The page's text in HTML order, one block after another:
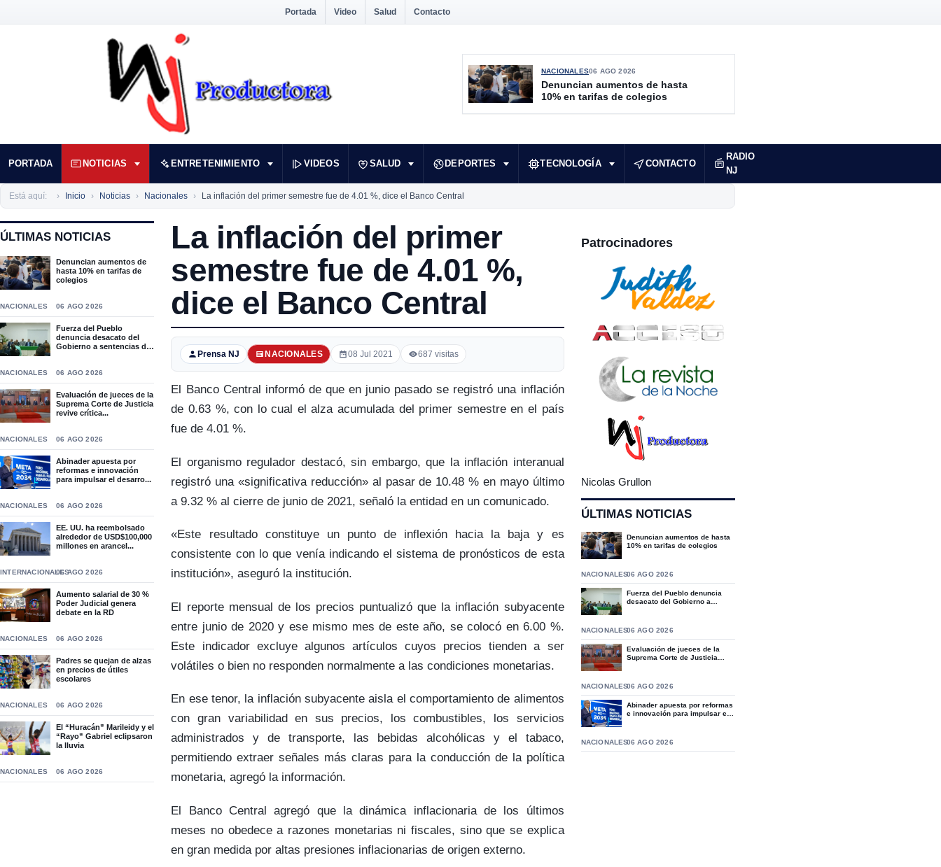
Portada Video Salud Contacto
NACIONALES06 AGO 2026
Denuncian aumentos de hasta
10% en tarifas de colegios
PORTADA NOTICIAS ENTRETENIMIENTO VIDEOS SALUD DEPORTES TECNOLOGÍA CONTACTO
RADIO
NJ
Está aquí: Inicio Noticias Nacionales La inflación del primer semestre fue de 4.01 %, dice el Banco Central
ÚLTIMAS NOTICIAS
Denuncian aumentos de
hasta 10% en tarifas de
colegios
NACIONALES 06 AGO 2026
Fuerza del Pueblo
denuncia desacato del
Gobierno a sentencias del
NACIONALES 06 AGO 2026
Evaluación de jueces de la
Suprema Corte de Justicia
revive crítica...
NACIONALES 06 AGO 2026
Abinader apuesta por
reformas e innovación
para impulsar el desarro...
NACIONALES 06 AGO 2026
EE. UU. ha reembolsado
alrededor de USD$100,000
millones en arancel...
INTERNACIONALES06 AGO 2026
Aumento salarial de 30 %
Poder Judicial genera
debate en la RD
NACIONALES 06 AGO 2026
Padres se quejan de alzas
en precios de útiles
escolares
NACIONALES 06 AGO 2026
El “Huracán” Marileidy y el
“Rayo” Gabriel eclipsaron
la lluvia
NACIONALES 06 AGO 2026
La inflación del primer
semestre fue de 4.01 %,
dice el Banco Central
Prensa NJ NACIONALES 08 Jul 2021 687 visitas
El Banco Central informó de que en junio pasado se registró una inflación
de 0.63 %, con lo cual el alza acumulada del primer semestre en el país
fue de 4.01 %.
El organismo regulador destacó, sin embargo, que la inflación interanual
registró una «significativa reducción» al pasar de 10.48 % en mayo último
a 9.32 % al cierre de junio de 2021, señaló la entidad en un comunicado.
«Este resultado constituye un punto de inflexión hacia la baja y es
consistente con lo que venía indicando el sistema de pronósticos de esta
institución», aseguró la institución.
El reporte mensual de los precios puntualizó que la inflación subyacente
entre junio de 2020 y ese mismo mes de este año, se colocó en 6.00 %.
Este indicador excluye algunos artículos cuyos precios tienden a ser
volátiles o bien no responden normalmente a las condiciones monetarias.
En ese tenor, la inflación subyacente aisla el comportamiento de alimentos
con gran variabilidad en sus precios, los combustibles, los servicios
administrados y de transporte, las bebidas alcohólicas y el tabaco,
permitiendo extraer señales más claras para la conducción de la política
monetaria, agregó la información.
El Banco Central agregó que la dinámica inflacionaria de los últimos
meses no obedece a razones monetarias ni fiscales, sino que se explica
en gran medida por altas presiones inflacionarias de origen externo.
Patrocinadores
Nicolas Grullon
ÚLTIMAS NOTICIAS
Denuncian aumentos de hasta
10% en tarifas de colegios
NACIONALES06 AGO 2026
Fuerza del Pueblo denuncia
desacato del Gobierno a
NACIONALES06 AGO 2026
Evaluación de jueces de la
Suprema Corte de Justicia
NACIONALES06 AGO 2026
Abinader apuesta por reformas
e innovación para impulsar el
NACIONALES06 AGO 2026